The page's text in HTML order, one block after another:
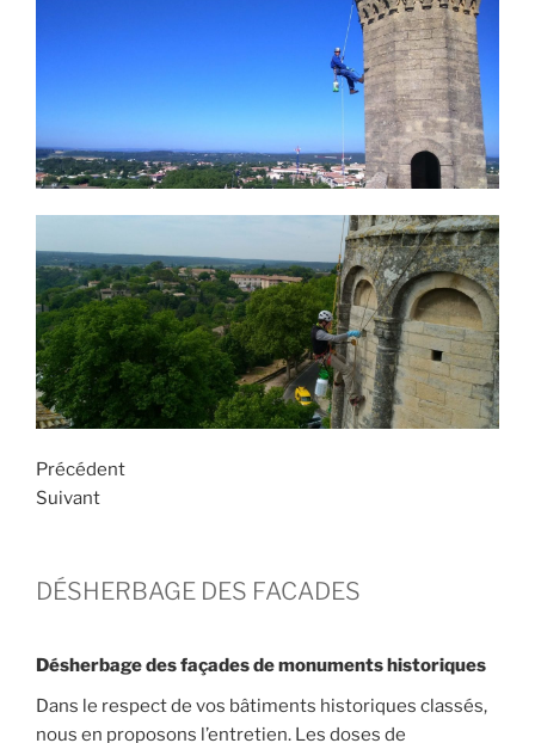
Précédent
Suivant
DÉSHERBAGE DES FACADES
Désherbage des façades de monuments historiques
Dans le respect de vos bâtiments historiques classés,
nous en proposons l’entretien. Les doses de